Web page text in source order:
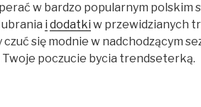
w bardzo popularnym polskim
ubrania i dodatki w przewidzianych
czuć się modnie w nadchodzącym
poczucie bycia trendseterką.